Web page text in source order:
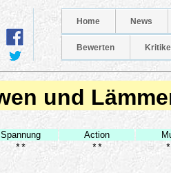
Home News
Bewerten
und
Spannung Action
** **